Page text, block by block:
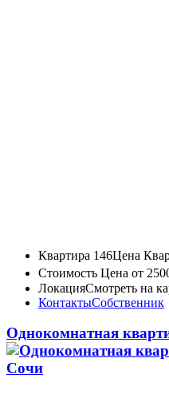
Квартира 146Цена
Стоимость Цена от
ЛокацияСмотреть на
КонтактыСобственник
Однокомнатная